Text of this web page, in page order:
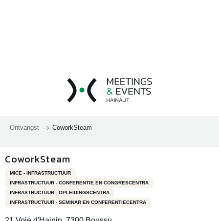
Ontvangst CoworkSteam
CoworkSteam
MICE - INFRASTRUCTUUR
INFRASTRUCTUUR - CONFERENTIE EN CONGRESCENTRA
INFRASTRUCTUUR - OPLEIDINGSCENTRA
INFRASTRUCTUUR - SEMINAR EN CONFERENTIECENTRA